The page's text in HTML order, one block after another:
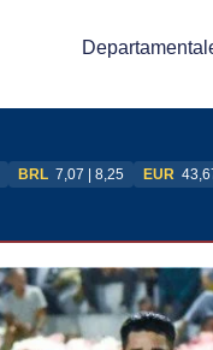
BRL 7,07 | 8,25 EUR